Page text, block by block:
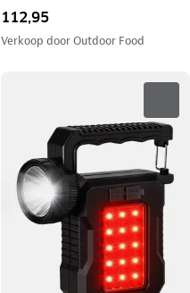
112,95
Verkoop doorOutdoor Food